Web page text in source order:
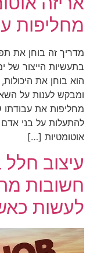
מחליפות
מדריך זה בוחן את
בתעשיות הייצור של
הוא בוחן את
ומבקש לענות על
להתעלות על בני אדם
אוטומטיות […]
עיצוב
חשובות
לעשות